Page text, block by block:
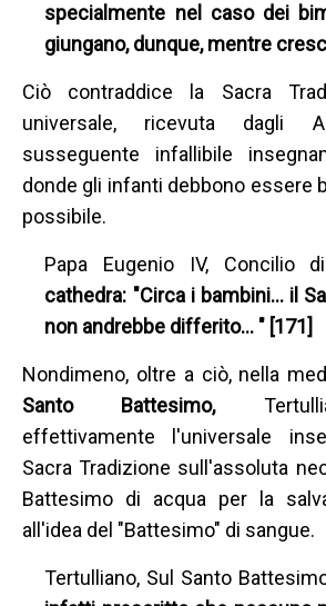
specialmente nel caso dei
giungano, dunque, mentre
Ciò contraddice la Sacra
universale, ricevuta dagli
susseguente infallibile
donde gli infanti debbono essere
possibile.
Papa Eugenio IV, Concilio
cathedra: "Circa i bambini… il
non andrebbe differito… " [171]
Nondimeno, oltre a ciò, nella
Santo Battesimo,
effettivamente l'universale
Sacra Tradizione sull'assoluta
Battesimo di acqua per la
all'idea del "Battesimo" di sangue.
Tertulliano, Sul Santo